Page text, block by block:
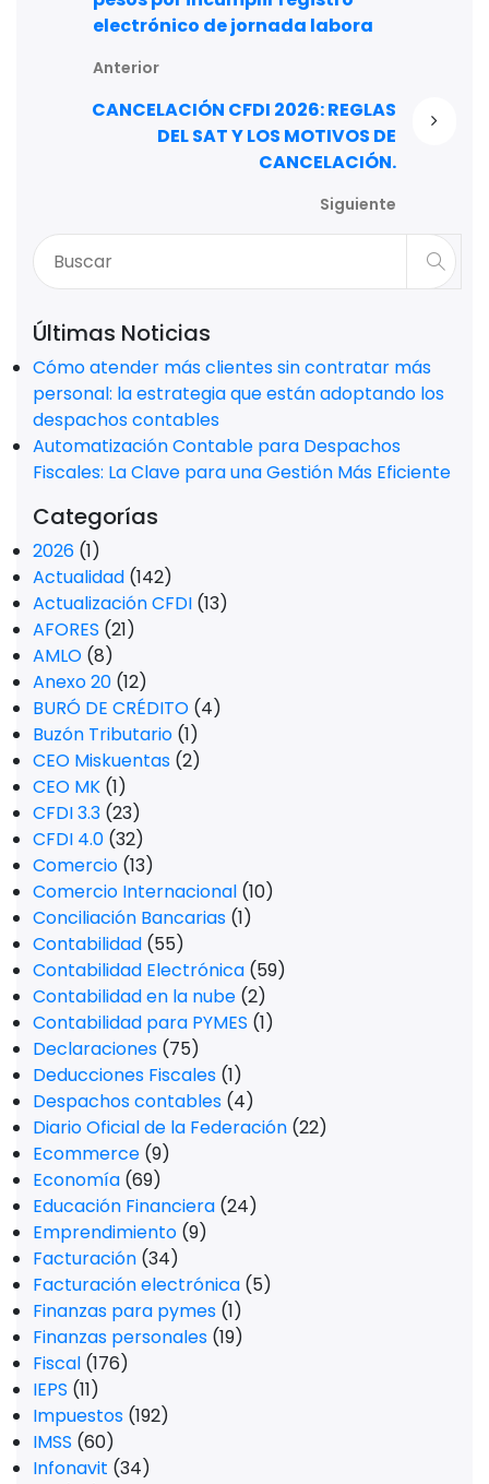
electrónico de jornada labora
Anterior
CANCELACIÓN CFDI 2026: REGLAS
DEL SAT Y LOS MOTIVOS DE
CANCELACIÓN.
Siguiente
Últimas Noticias
Cómo atender más clientes sin contratar más
personal: la estrategia que están adoptando los
despachos contables
Automatización Contable para Despachos
Fiscales: La Clave para una Gestión Más Eficiente
Categorías
2026 (1)
Actualidad (142)
Actualización CFDI (13)
AFORES (21)
AMLO (8)
Anexo 20 (12)
BURÓ DE CRÉDITO (4)
Buzón Tributario (1)
CEO Miskuentas (2)
CEO MK (1)
CFDI 3.3 (23)
CFDI 4.0 (32)
Comercio (13)
Comercio Internacional (10)
Conciliación Bancarias (1)
Contabilidad (55)
Contabilidad Electrónica (59)
Contabilidad en la nube (2)
Contabilidad para PYMES (1)
Declaraciones (75)
Deducciones Fiscales (1)
Despachos contables (4)
Diario Oficial de la Federación (22)
Ecommerce (9)
Economía (69)
Educación Financiera (24)
Emprendimiento (9)
Facturación (34)
Facturación electrónica (5)
Finanzas para pymes (1)
Finanzas personales (19)
Fiscal (176)
IEPS (11)
Impuestos (192)
IMSS (60)
Infonavit (34)